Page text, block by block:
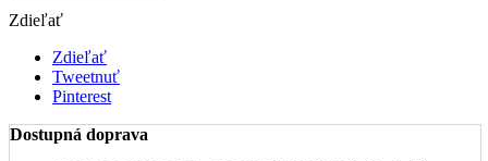
Zdieľať
Zdieľať
Tweetnuť
Pinterest
Dostupná doprava